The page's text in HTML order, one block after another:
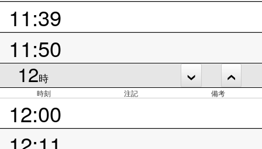
11:39
11:50
12時
時刻 注記 備考
12:00